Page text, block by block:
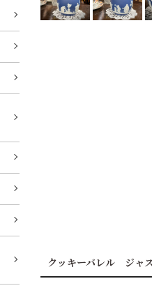
クッキーバレル ジ